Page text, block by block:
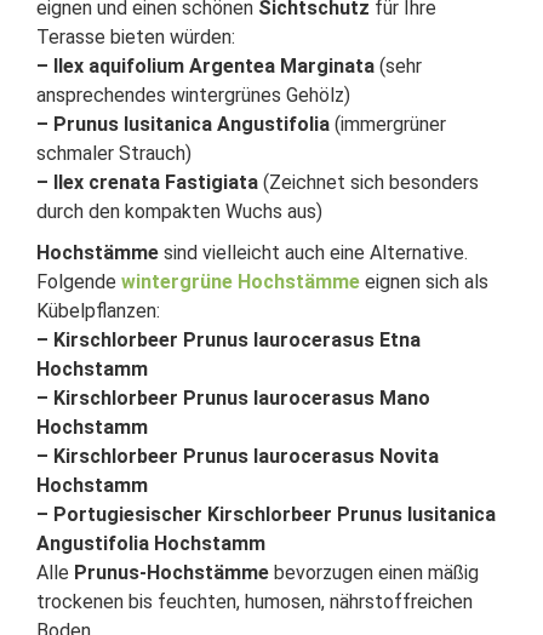
eignen und einen schönen Sichtschutz für Ihre
Terasse bieten würden:
– Ilex aquifolium Argentea Marginata (sehr
ansprechendes wintergrünes Gehölz)
– Prunus lusitanica Angustifolia (immergrüner
schmaler Strauch)
– Ilex crenata Fastigiata (Zeichnet sich besonders
durch den kompakten Wuchs aus)
Hochstämme sind vielleicht auch eine Alternative.
Folgende wintergrüne Hochstämme eignen sich als
Kübelpflanzen:
– Kirschlorbeer Prunus laurocerasus Etna
Hochstamm
– Kirschlorbeer Prunus laurocerasus Mano
Hochstamm
– Kirschlorbeer Prunus laurocerasus Novita
Hochstamm
– Portugiesischer Kirschlorbeer Prunus lusitanica
Angustifolia Hochstamm
Alle Prunus-Hochstämme bevorzugen einen mäßig
trockenen bis feuchten, humosen, nährstoffreichen